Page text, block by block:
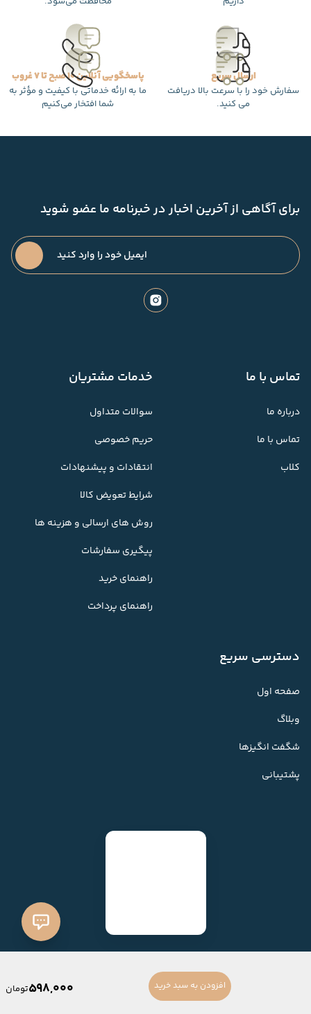
598,000تومان افزودن به سبد خرید
ارسال سریع
سفارش خود را با سرعت بالا دریافت
می کنید.
پاسخگویی آنلاین 10 صبح تا 7 غروب
ما به ارائه خدماتی با کیفیت و مؤثر به
شما افتخار می‌کنیم
برای آگاهی از آخرین اخبار در خبرنامه ما عضو شوید
تماس با ما
درباره ما
تماس با ما
کلاب
خدمات مشتریان
سوالات متداول
حریم خصوصی
انتقادات و پیشنهادات
شرایط تعویض کالا
روش های ارسالی و هزینه ها
پیگیری سفارشات
راهنمای خرید
راهنمای پرداخت
دسترسی سریع
صفحه اول
وبلاگ
شگفت انگیزها
پشتیبانی
ساخته شده بافروشگاه ساز میهن شاپ